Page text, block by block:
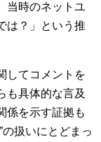
当時のネットユ
は？」という推
してコメントを
も具体的な言及
係を示す証拠も
の扱いにとどまっ